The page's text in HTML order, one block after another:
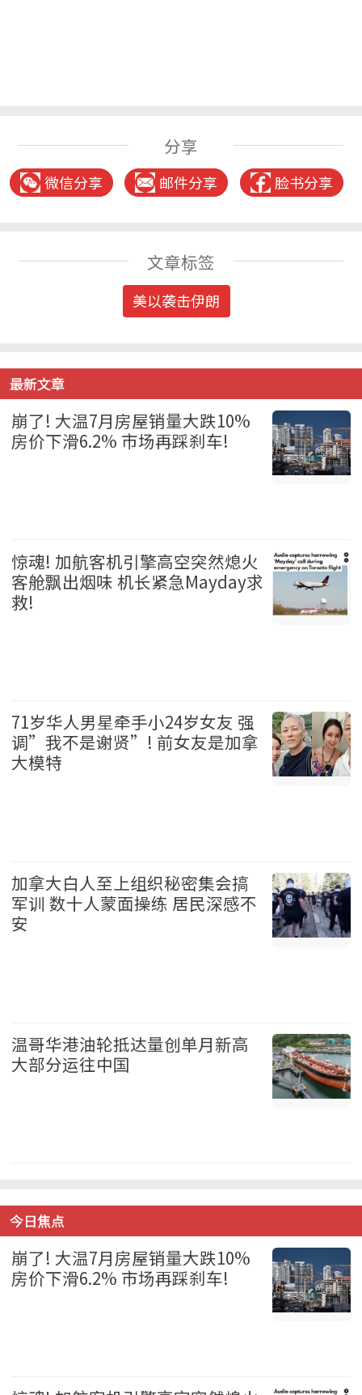
分享
微信分享 邮件分享 脸书分享
文章标签
美以袭击伊朗
最新文章
崩了! 大温7月房屋销量大跌10%
房价下滑6.2% 市场再踩刹车!
惊魂! 加航客机引擎高空突然熄火
客舱飘出烟味 机长紧急Mayday求
救!
71岁华人男星牵手小24岁女友 强
调”我不是谢贤”! 前女友是加拿
大模特
加拿大白人至上组织秘密集会搞
军训 数十人蒙面操练 居民深感不
安
温哥华港油轮抵达量创单月新高
大部分运往中国
今日焦点
崩了! 大温7月房屋销量大跌10%
房价下滑6.2% 市场再踩刹车!